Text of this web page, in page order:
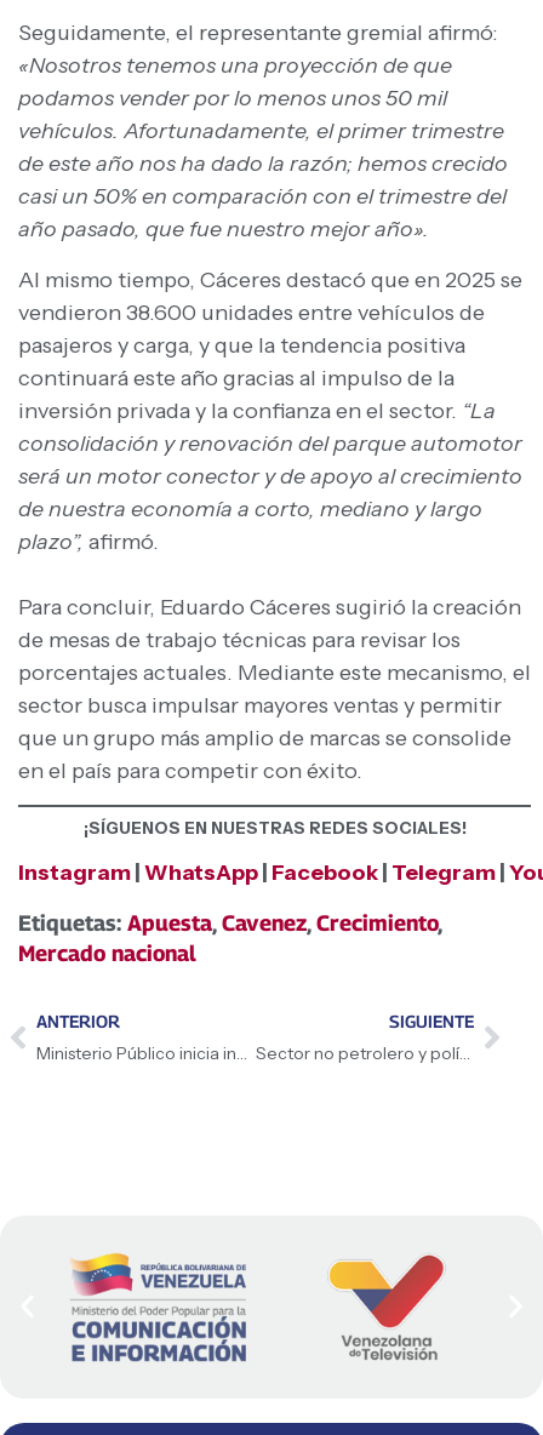
Seguidamente, el representante gremial afirmó:
«Nosotros tenemos una proyección de que
podamos vender por lo menos unos 50 mil
vehículos. Afortunadamente, el primer trimestre
de este año nos ha dado la razón; hemos crecido
casi un 50% en comparación con el trimestre del
año pasado, que fue nuestro mejor año».
Al mismo tiempo, Cáceres destacó que en 2025 se
vendieron 38.600 unidades entre vehículos de
pasajeros y carga, y que la tendencia positiva
continuará este año gracias al impulso de la
inversión privada y la confianza en el sector. “La
consolidación y renovación del parque automotor
será un motor conector y de apoyo al crecimiento
de nuestra economía a corto, mediano y largo
plazo”, afirmó.
Para concluir, Eduardo Cáceres sugirió la creación
de mesas de trabajo técnicas para revisar los
porcentajes actuales. Mediante este mecanismo, el
sector busca impulsar mayores ventas y permitir
que un grupo más amplio de marcas se consolide
en el país para competir con éxito.
¡SÍGUENOS EN NUESTRAS REDES SOCIALES!
Instagram WhatsApp Facebook Telegram
Etiquetas: Apuesta,Cavenez,Crecimiento,
Mercado nacional
ANTERIOR
Ministerio Público inicia investigación penal por hechos ocurridos en INJUBA
SIGUIENTE
Sector no petrolero y políticas públicas consolidan crecimiento económico sostenible de Venezuela